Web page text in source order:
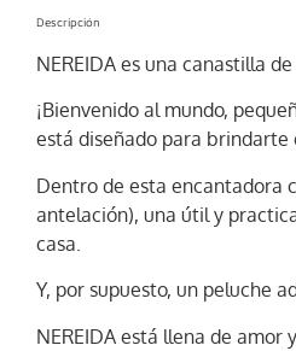
Descripción
NEREIDA es una canastilla
¡Bienvenido al mundo,
está diseñado para
Dentro de esta encantadora
antelación), una útil y
casa.
Y, por supuesto, un peluche
NEREIDA está llena de